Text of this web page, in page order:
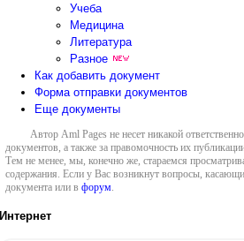
Учеба
Медицина
Литература
Разное
Как добавить документ
Форма отправки документов
Еще документы
Автор Aml Pages не несет никакой
документов, а также за правомочность их
Тем не менее, мы, конечно же, стараемся
содержания. Если у Вас возникнут вопросы,
документа или в форум
Интернет